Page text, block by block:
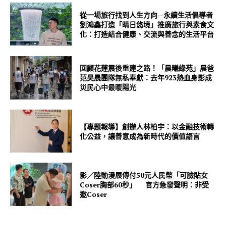
從一場旅行找到人生方向—永續生活倡導者
劉鴻鑫打造「晴日悠境」推廣旅行與素食文
化：打造結合健康、交流與善念的生活平台
回顧花蓮震後重建之路！「晨曦綠苑」晨爸
范昊晨團隊無私奉獻：去年923熱血身影成
災民心中最暖陽光
【專題報導】創辦人林柏宇：以金融技術轉
化公益，讓善意成為新時代的價值語言
影／陸動漫展傳付50元人民幣「可臉貼女
Coser胸部60秒」 官方急發聲明：非受
邀Coser